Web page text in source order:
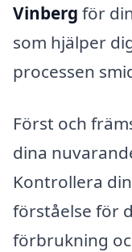
Vinberg för
som hjälper
processen
Först och
dina
Kontrollera
förståelse för
förbrukning